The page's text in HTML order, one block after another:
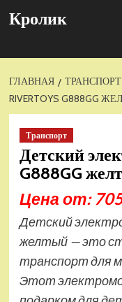
Кролик
ГЛАВНАЯ ТРАНСПОРТ
RIVERTOYS G888GG
Транспорт
Детский
G888GG
Цена от:
Детский
желтый — это
транспорт для
Этот